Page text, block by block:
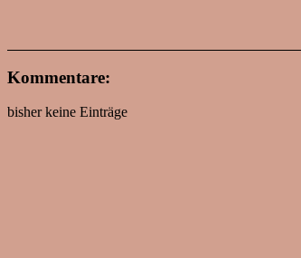
Kommentare:
bisher keine Einträge